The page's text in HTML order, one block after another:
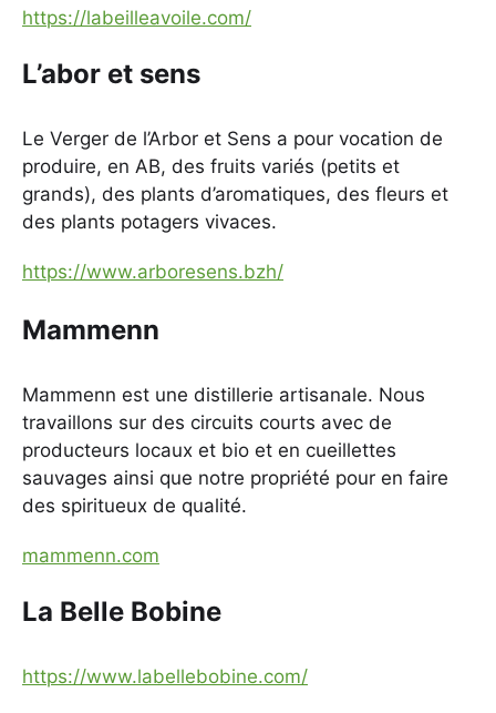
https://labeilleavoile.com/
L’abor et sens
Le Verger de l’Arbor et Sens a pour vocation de
produire, en AB, des fruits variés (petits et
grands), des plants d’aromatiques, des fleurs et
des plants potagers vivaces.
https://www.arboresens.bzh/
Mammenn
Mammenn est une distillerie artisanale. Nous
travaillons sur des circuits courts avec de
producteurs locaux et bio et en cueillettes
sauvages ainsi que notre propriété pour en faire
des spiritueux de qualité.
mammenn.com
La Belle Bobine
https://www.labellebobine.com/